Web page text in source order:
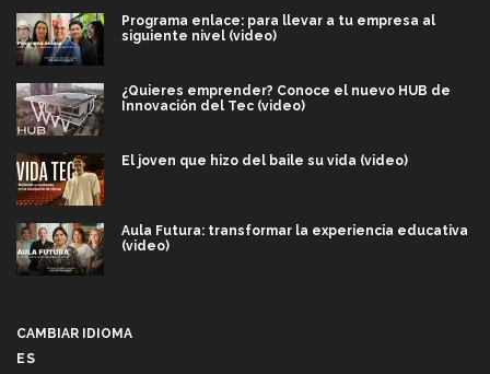
Programa enlace: para llevar a tu empresa al
siguiente nivel (video)
¿Quieres emprender? Conoce el nuevo HUB de
Innovación del Tec (video)
El joven que hizo del baile su vida (video)
Aula Futura: transformar la experiencia educativa
(video)
CAMBIAR IDIOMA
ES